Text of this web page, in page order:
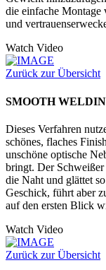
die einfache Montage
und
Watch Video
Zurück zur Übersicht
SMOOTH
Dieses Verfahren
schönes, flaches
unschöne optische
bringt. Der
die Naht und glättet
Geschick, führt aber
auf den ersten Blick
Watch Video
Zurück zur Übersicht